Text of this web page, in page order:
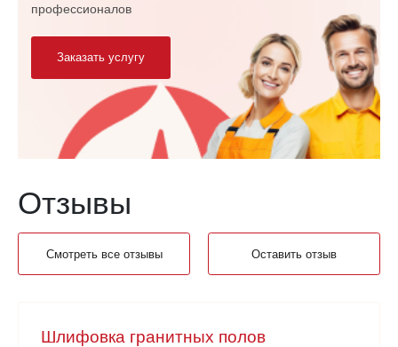
профессионалов
Заказать услугу
Отзывы
Смотреть все отзывы Оставить отзыв
Шлифовка гранитных полов